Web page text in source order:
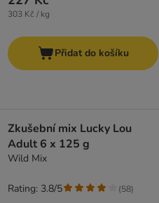
303 Kč / kg
Přidat do košíku
Zkušební mix Lucky Lou
Adult 6 x 125 g
Wild Mix
Rating: 3.8/5 (58)